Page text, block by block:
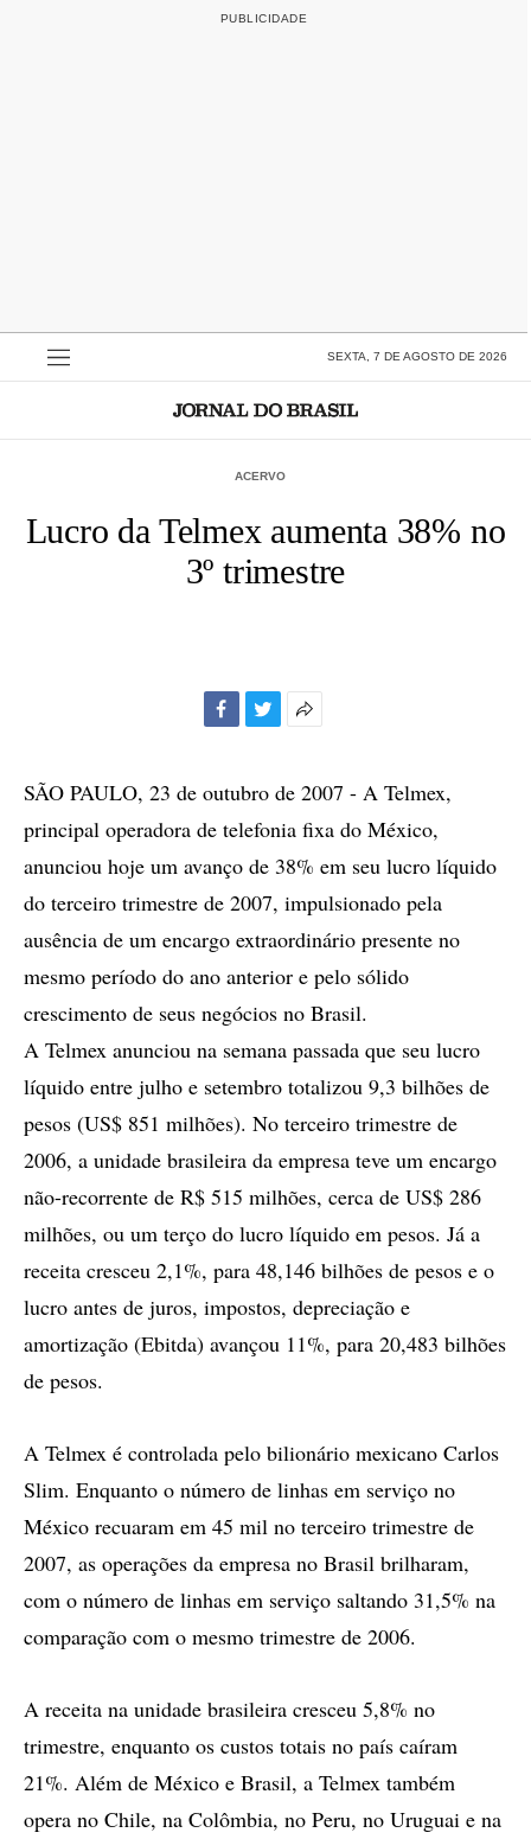
SEXTA, 7 DE AGOSTO DE 2026
ACERVO
Lucro da Telmex aumenta 38% no
3º trimestre
compartilhamento
SÃO PAULO, 23 de outubro de 2007 - A Telmex,
principal operadora de telefonia fixa do México,
anunciou hoje um avanço de 38% em seu lucro líquido
do terceiro trimestre de 2007, impulsionado pela
ausência de um encargo extraordinário presente no
mesmo período do ano anterior e pelo sólido
crescimento de seus negócios no Brasil.
A Telmex anunciou na semana passada que seu lucro
líquido entre julho e setembro totalizou 9,3 bilhões de
pesos (US$ 851 milhões). No terceiro trimestre de
2006, a unidade brasileira da empresa teve um encargo
não-recorrente de R$ 515 milhões, cerca de US$ 286
milhões, ou um terço do lucro líquido em pesos. Já a
receita cresceu 2,1%, para 48,146 bilhões de pesos e o
lucro antes de juros, impostos, depreciação e
amortização (Ebitda) avançou 11%, para 20,483 bilhões
de pesos.
A Telmex é controlada pelo bilionário mexicano Carlos
Slim. Enquanto o número de linhas em serviço no
México recuaram em 45 mil no terceiro trimestre de
2007, as operações da empresa no Brasil brilharam,
com o número de linhas em serviço saltando 31,5% na
comparação com o mesmo trimestre de 2006.
A receita na unidade brasileira cresceu 5,8% no
trimestre, enquanto os custos totais no país caíram
21%. Além de México e Brasil, a Telmex também
opera no Chile, na Colômbia, no Peru, no Uruguai e na